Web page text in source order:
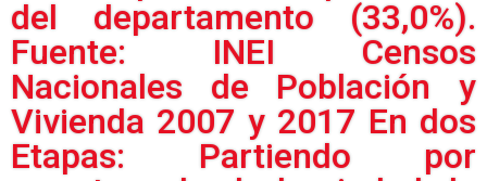
del departamento (33,0%).
Fuente: INEI Censos
Nacionales de Población y
Vivienda 2007 y 2017 En dos
Etapas: Partiendo por